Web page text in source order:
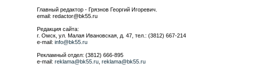
Главный редактор - Грязнов Георгий Игоревич.
email: redactor@bk55.ru
Редакция сайта:
г. Омск, ул. Малая Ивановская, д. 47, тел.: (3812) 667-214
e-mail: info@bk55.ru
Рекламный отдел: (3812) 666-895
e-mail: reklama@bk55.ru reklama@bk55.ru